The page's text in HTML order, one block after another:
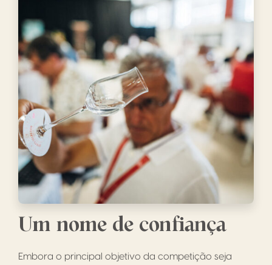
Um nome de confiança
Embora o principal objetivo da competição seja